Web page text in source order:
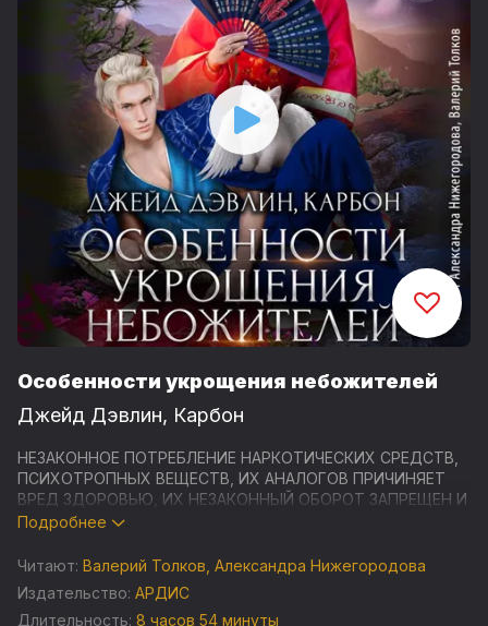
Особенности укрощения небожителей
Джейд Дэвлин, Карбон
НЕЗАКОННОЕ ПОТРЕБЛЕНИЕ НАРКОТИЧЕСКИХ СРЕДСТВ,
ПСИХОТРОПНЫХ ВЕЩЕСТВ, ИХ АНАЛОГОВ ПРИЧИНЯЕТ
ВРЕД ЗДОРОВЬЮ, ИХ НЕЗАКОННЫЙ ОБОРОТ ЗАПРЕЩЕН И
ВЛЕЧЕТ УСТАНОВЛЕННУЮ ЗАКОНОДАТЕЛЬСТВОМ
Добро пожаловать в зоопарк «Цветущие равнины
плодородия». Здесь вы можете отыскать самых
Подробнее
Читают: Валерий Толков Александра Нижегородова
Издательство: АРДИС
Длительность: 8 часов 54 минуты